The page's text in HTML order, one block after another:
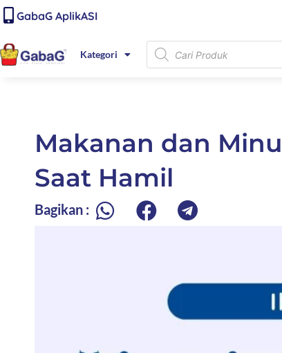
content
Lewati
ke
konten
GabaG AplikASI
Kategori
Products
search
Makanan dan
Saat Hamil
Bagikan :